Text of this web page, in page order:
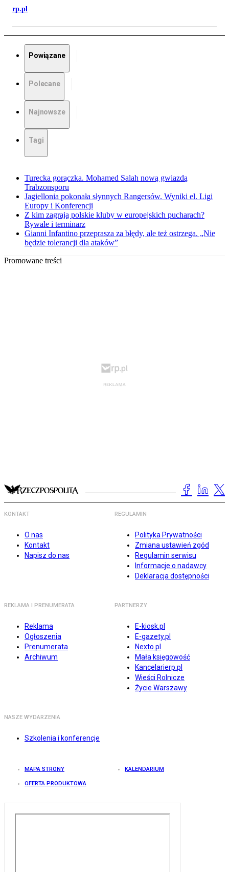
rp.pl
Powiązane
Polecane
Najnowsze
Tagi
Turecka gorączka. Mohamed Salah nową gwiazdą
Trabzonsporu
Jagiellonia pokonała słynnych Rangersów. Wyniki el. Ligi
Europy i Konferencji
Z kim zagrają polskie kluby w europejskich pucharach?
Rywale i terminarz
Gianni Infantino przeprasza za błędy, ale też ostrzega. „Nie
będzie tolerancji dla ataków”
Promowane treści
KONTAKT
O nas
Kontakt
Napisz do nas
REGULAMIN
Polityka Prywatności
Zmiana ustawień zgód
Regulamin serwisu
Informacje o nadawcy
Deklaracja dostępności
REKLAMA I PRENUMERATA
Reklama
Ogłoszenia
Prenumerata
Archiwum
PARTNERZY
E-kiosk.pl
E-gazety.pl
Nexto.pl
Mała księgowość
Kancelarierp.pl
Wieści Rolnicze
Życie Warszawy
NASZE WYDARZENIA
Szkolenia i konferencje
MAPA STRONY KALENDARIUM
OFERTA PRODUKTOWA